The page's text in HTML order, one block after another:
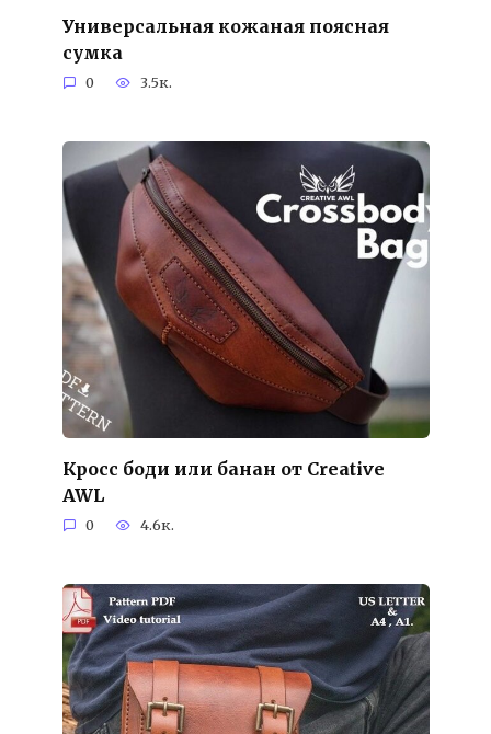
Универсальная кожаная поясная
сумка
0 3.5к.
Кросс боди или банан от Creative
AWL
0 4.6к.